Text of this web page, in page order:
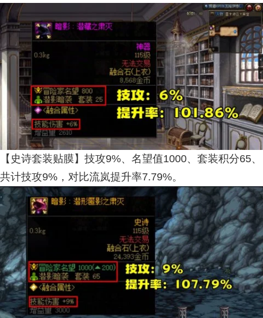
【史诗套装贴膜】技攻9%、名望值1000、套装积分65、
共计技攻9%，对比流岚提升率7.79%。